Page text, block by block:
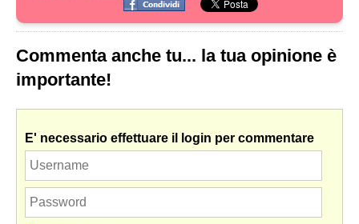
Commenta anche tu... la tua opinione è
importante!
E' necessario effettuare il login per commentare